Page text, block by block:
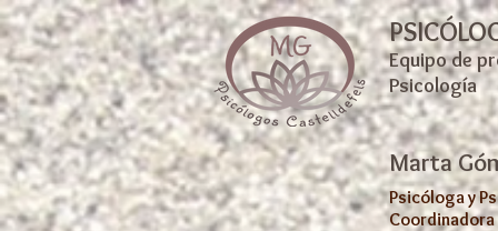
Equipo de
Psicología
Marta
Psicóloga y